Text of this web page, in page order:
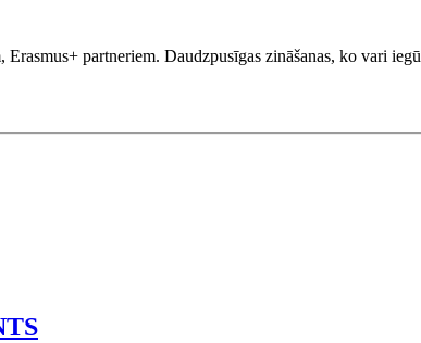
partneriem. Daudzpusīgas zināšanas, ko vari